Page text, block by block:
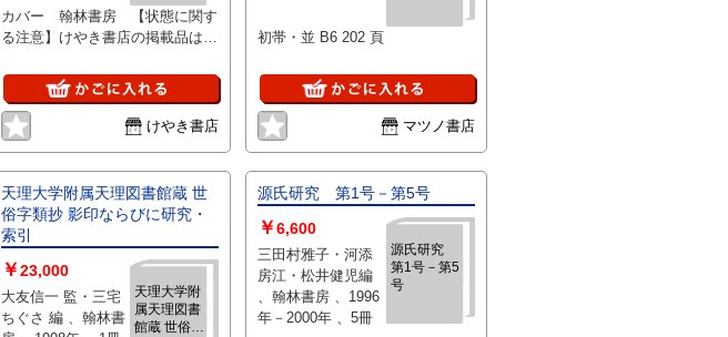
カバー 翰林書房 【状態に関す
る注意】けやき書店の掲載品は全
（並）」と表示されています。
「日本の古本屋」は６段階の「状
態」表記が必須となりましたが、
当店の扱う商品の特質上、状態の
可能な）為、状態欄の「中古品
（並）」という表現は考慮にいれ
ないで下さい。痛みなどの瑕疵に
つきましては、解説欄等をご参考
にして下さい。状態表記の無いも
のは特に問題なく良好とお考え下
さい。:
けやき書店
初帯・並 B6 202 頁
マツノ書店
天理大学附属天理図書館蔵 世
俗字類抄 影印ならびに研究・
索引
天理大学附
属天理図書
館蔵 世俗字
￥23,000
大友信一 監・三宅
ちぐさ 編 、翰林書
源氏研究 第1号－第5号
源氏研究
第1号－第5
号
￥6,600
三田村雅子・河添
房江・松井健児編
、翰林書房 、1996
年－2000年 、5冊